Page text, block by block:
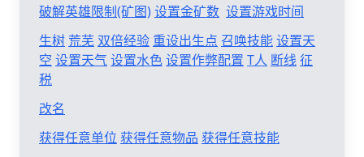
破解英雄限制(矿图)设置金矿数 设置游戏时间
生树 荒芜 双倍经验 重设出生点 召唤技能设置天
空 设置天气设置水色设置作弊配置 T人 断线征
税
改名
获得任意单位 获得任意物品 获得任意技能